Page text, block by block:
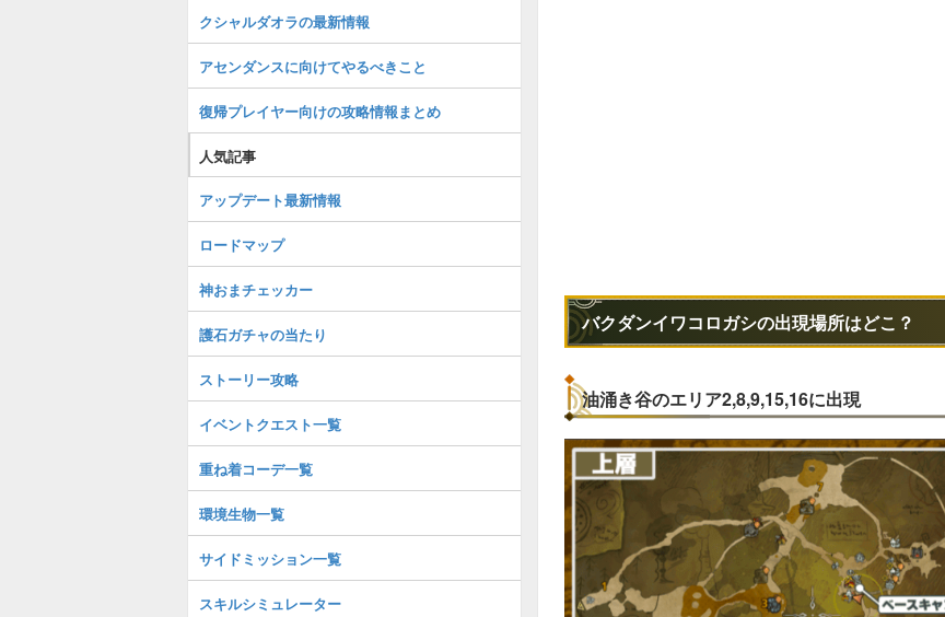
バクダンイワコロガシの出現場所はどこ？
油涌き谷のエリア2,8,9,15,16に出現
クシャルダオラの最新情報
アセンダンスに向けてやるべきこと
復帰プレイヤー向けの攻略情報まとめ
人気記事
アップデート最新情報
ロードマップ
神おまチェッカー
護石ガチャの当たり
ストーリー攻略
イベントクエスト一覧
重ね着コーデ一覧
環境生物一覧
サイドミッション一覧
スキルシミュレーター